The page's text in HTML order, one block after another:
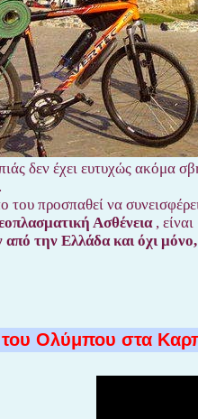
δεν έχει ευτυχώς ακόμα
του προσπαθεί να
Ασθένεια,
την Ελλάδα και όχι
Ολύμπου στα